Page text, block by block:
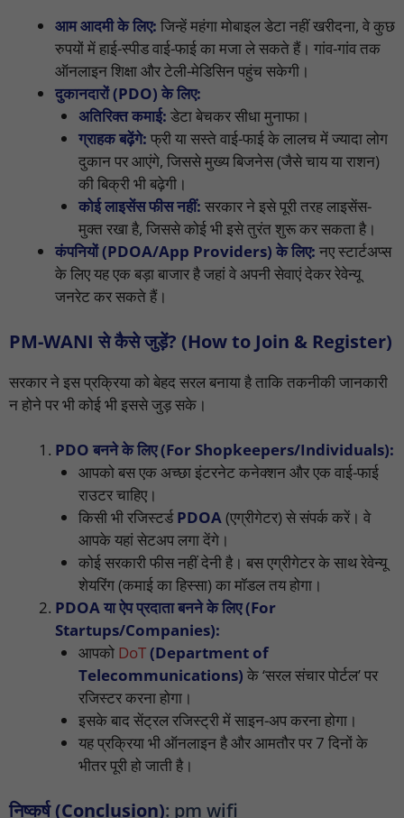
आम आदमी के लिए: जिन्हें महंगा मोबाइल डेटा नहीं खरीदना, वे कुछ
रुपयों में हाई-स्पीड वाई-फाई का मजा ले सकते हैं। गांव-गांव तक
ऑनलाइन शिक्षा और टेली-मेडिसिन पहुंच सकेगी।
दुकानदारों (PDO) के लिए:
अतिरिक्त कमाई: डेटा बेचकर सीधा मुनाफा।
ग्राहक बढ़ेंगे: फ्री या सस्ते वाई-फाई के लालच में ज्यादा लोग
दुकान पर आएंगे, जिससे मुख्य बिजनेस (जैसे चाय या राशन)
की बिक्री भी बढ़ेगी।
कोई लाइसेंस फीस नहीं: सरकार ने इसे पूरी तरह लाइसेंस-
मुक्त रखा है, जिससे कोई भी इसे तुरंत शुरू कर सकता है।
कंपनियों (PDOA/App Providers) के लिए: नए स्टार्टअप्स
के लिए यह एक बड़ा बाजार है जहां वे अपनी सेवाएं देकर रेवेन्यू
जनरेट कर सकते हैं।
PM-WANI से कैसे जुड़ें? (How to Join & Register)
सरकार ने इस प्रक्रिया को बेहद सरल बनाया है ताकि तकनीकी जानकारी
न होने पर भी कोई भी इससे जुड़ सके।
PDO बनने के लिए (For Shopkeepers/Individuals):
आपको बस एक अच्छा इंटरनेट कनेक्शन और एक वाई-फाई
राउटर चाहिए।
किसी भी रजिस्टर्डPDOA(एग्रीगेटर) से संपर्क करें। वे
आपके यहां सेटअप लगा देंगे।
कोई सरकारी फीस नहीं देनी है। बस एग्रीगेटर के साथ रेवेन्यू
शेयरिंग (कमाई का हिस्सा) का मॉडल तय होगा।
PDOA या ऐप प्रदाता बनने के लिए (For
Startups/Companies):
आपको DoT(Department of
Telecommunications) के ‘सरल संचार पोर्टल’ पर
रजिस्टर करना होगा।
इसके बाद सेंट्रल रजिस्ट्री में साइन-अप करना होगा।
यह प्रक्रिया भी ऑनलाइन है और आमतौर पर 7 दिनों के
भीतर पूरी हो जाती है।
निष्कर्ष (Conclusion): pm wifi